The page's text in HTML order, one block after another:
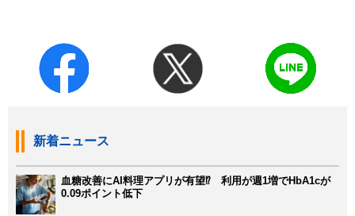
新着ニュース
血糖改善にAI料理アプリが有望⁉ 利用が週1増でHbA1cが
0.09ポイント低下